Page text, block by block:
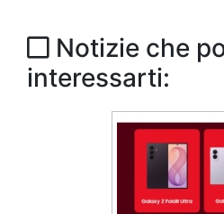
Notizie che
interessarti: